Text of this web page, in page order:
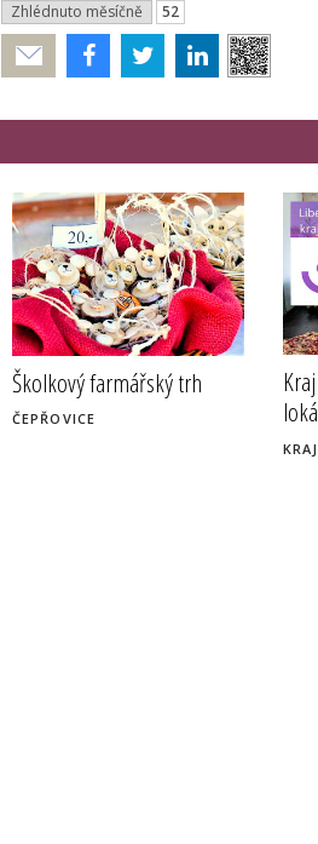
Zhlédnuto měsíčně 52
Poslat
Školkový farmářský trh
ČEPŘOVICE